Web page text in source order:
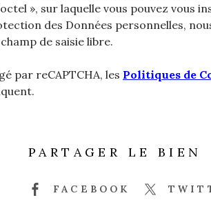
», sur laquelle vous pouvez vous
des Données personnelles,
de saisie libre.
par reCAPTCHA, les Politiques de
PARTAGER LE BIEN
FACEBOOK